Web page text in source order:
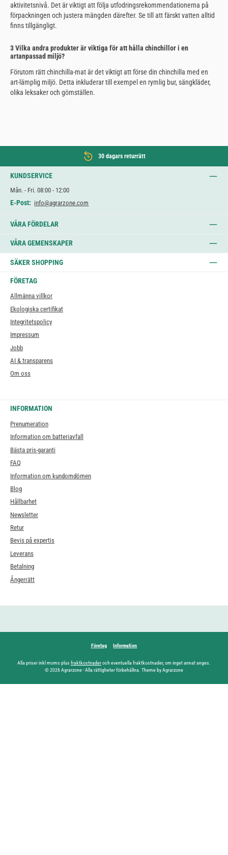
aktivitetsnivå. Det är viktigt att följa utfodringsrekommendationerna på
förpackningen och justera mängden därefter. Se till att färskt vatten alltid
finns tillgängligt.
3 Vilka andra produkter är viktiga för att hålla chinchillor i en
artanpassad miljö?
Förutom rätt chinchilla-mat är det viktigt att förse din chinchilla med en
art-lämplig miljö. Detta inkluderar till exempel en rymlig bur, sängkläder,
olika leksaker och gömställen.
30 dagars returrätt
KUNDSERVICE
Mån. - Fri. 08:00 - 12:00
E-Post: info@agrarzone.com
VÅRA FÖRDELAR
VÅRA GEMENSKAPER
SÄKER SHOPPING
FÖRETAG
Allmänna villkor
Ekologiska certifikat
Integritetspolicy
Impressum
Jobb
AI & transparens
Om oss
INFORMATION
Prenumeration
Information om batteriavfall
Bästa pris-garanti
FAQ
Information om kundomdömen
Blog
Hållbarhet
Newsletter
Retur
Bevis på expertis
Leverans
Betalning
Ångerrätt
Företag Information
Alla priser inkl moms plus fraktkostnaderoch eventuella fraktkostnader, om inget annat anges.
© 2026 Agrarzone - Alla rättigheter förbehållna. Theme by Agrarzone